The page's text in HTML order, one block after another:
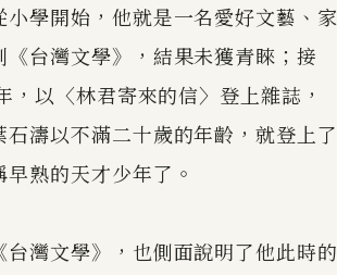
學開始，他就是一名愛好文藝、家
台灣文學》，結果未獲青睞；接
以〈林君寄來的信〉登上雜誌，
濤以不滿二十歲的年齡，就登上了
熟的天才少年了。
灣文學》，也側面說明了他此時的